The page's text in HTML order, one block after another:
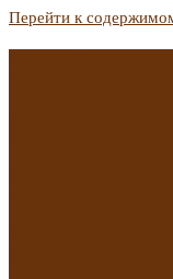
Перейти к